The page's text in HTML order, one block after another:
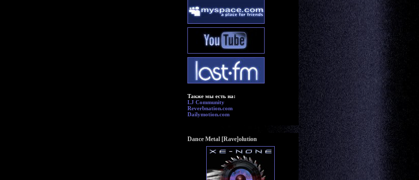
Также мы есть на:
LJ Community
Reverbnation.com
Dailymotion.com
Dance Metal [Rave]olution